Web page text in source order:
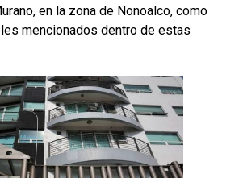
en la zona de Nonoalco, como
mencionados dentro de estas